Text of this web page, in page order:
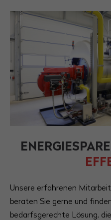
Have any questions?
+44 1234 567 890
Drop us a line
About us
adipiscing elit.
Aenean commodo ligula
dis parturient montes,
Donec quam felis,
Unsere erfahrenen
beraten Sie gerne und
bedarfsgerechte Lösung,